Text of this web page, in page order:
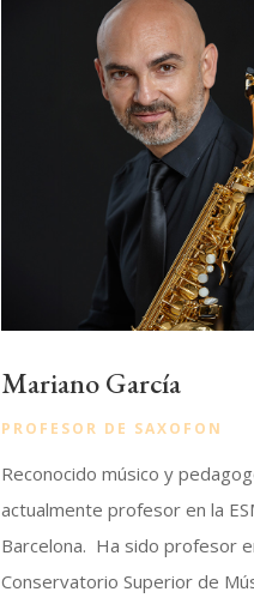
Mariano García
PROFESOR DE SAXOFON
Reconocido músico y
actualmente profesor en la
Barcelona. Ha sido profesor
Conservatorio Superior de